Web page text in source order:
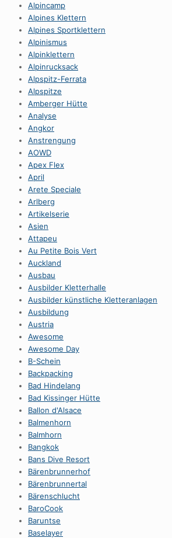
Alpincamp
Alpines Klettern
Alpines Sportklettern
Alpinismus
Alpinklettern
Alpinrucksack
Alpspitz-Ferrata
Alpspitze
Amberger Hütte
Analyse
Angkor
Anstrengung
AOWD
Apex Flex
April
Arete Speciale
Arlberg
Artikelserie
Asien
Attapeu
Au Petite Bois Vert
Auckland
Ausbau
Ausbilder Kletterhalle
Ausbilder künstliche Kletteranlagen
Ausbildung
Austria
Awesome
Awesome Day
B-Schein
Backpacking
Bad Hindelang
Bad Kissinger Hütte
Ballon d'Alsace
Balmenhorn
Balmhorn
Bangkok
Bans Dive Resort
Bärenbrunnerhof
Bärenbrunnertal
Bärenschlucht
BaroCook
Baruntse
Baselayer